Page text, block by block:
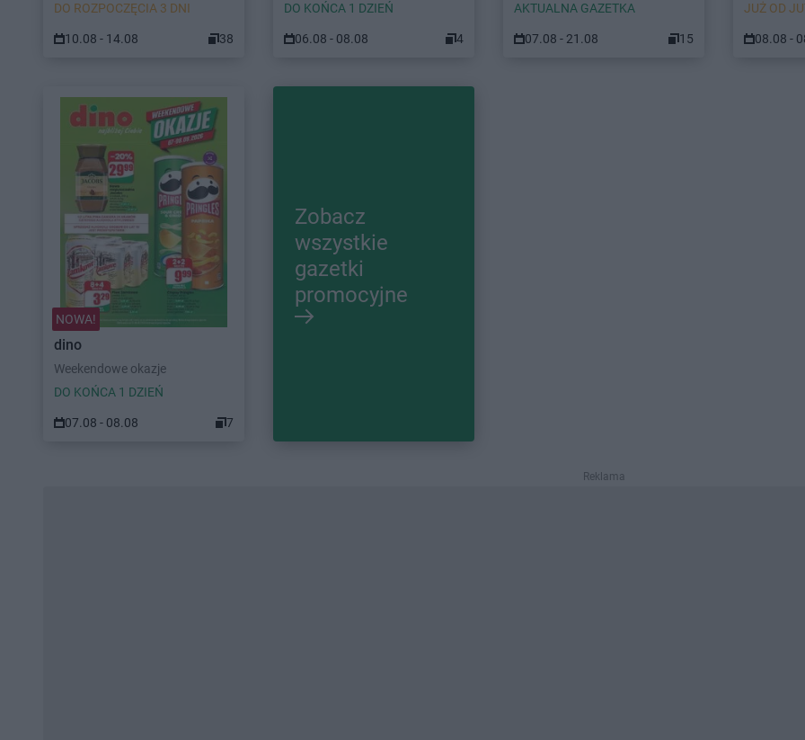
DO ROZPOCZĘCIA 3 DNI
10.08 - 14.08 38
DO KOŃCA 1 DZIEŃ
06.08 - 08.08 4
AKTUALNA GAZETKA
07.08 - 21.08 15
JUŻ OD
08.08 -
NOWA!
dino
Weekendowe okazje
DO KOŃCA 1 DZIEŃ
07.08 - 08.08 7
Zobacz
wszystkie
gazetki
promocyjne
Reklama